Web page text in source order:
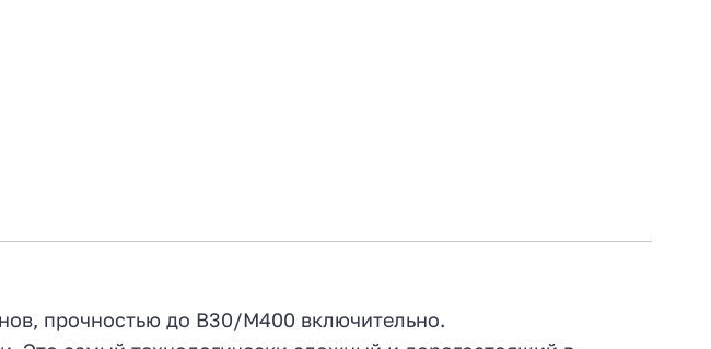
прочностью до В30/М400 включительно.